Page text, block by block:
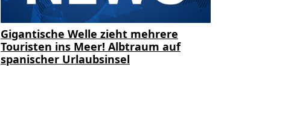
Gigantische Welle zieht mehrere
Touristen ins Meer! Albtraum auf
spanischer Urlaubsinsel